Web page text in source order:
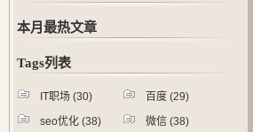
本月最热文章
Tags列表
IT职场 (30) 百度 (29)
seo优化 (38) 微信 (38)